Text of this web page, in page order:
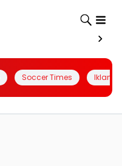
Soccer Times Iklanin